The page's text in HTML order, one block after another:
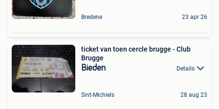
Bredene 23 apr 26
ticket van toen cercle brugge - Club
Brugge
Bieden Details
Sint-Michiels 28 aug 23